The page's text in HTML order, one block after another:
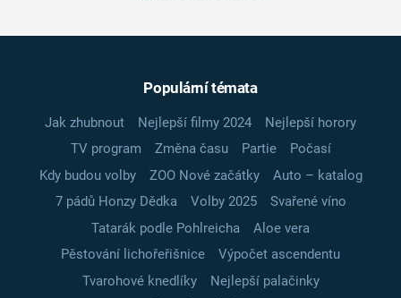
Populární témata
Jak zhubnout Nejlepší filmy 2024
Nejlepší horory
TV program
Změna času Partie
Počasí
Kdy budou volby
ZOO Nové začátky
Auto – katalog
7 pádů Honzy Dědka
Volby 2025
Svařené víno
Tatarák podle Pohlreicha
Aloe vera
Pěstování lichořeřišnice
Výpočet ascendentu
Tvarohové knedlíky
Nejlepší palačinky